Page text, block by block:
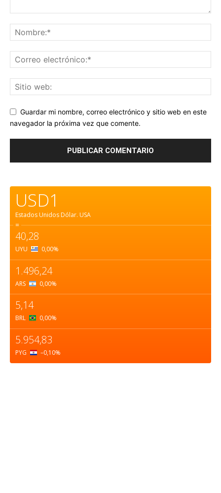
Guardar mi nombre, correo electrónico y sitio web en este
navegador la próxima vez que comente.
USD1
Estados Unidos Dólar. USA
=
40,28
UYU 0,00%
1.496,24
ARS 0,00%
5,14
BRL 0,00%
5.954,83
PYG –0,10%